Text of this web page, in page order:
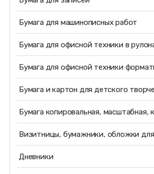
Бумага для машинописных работ
Бумага для офисной техники в
Бумага для офисной техники
Бумага и картон для детского
Бумага копировальная, масштабная,
Визитницы, бумажники, обложки
Дневники